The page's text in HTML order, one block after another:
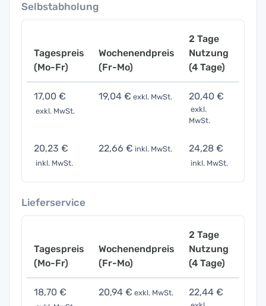
Selbstabholung
Tagespreis
(Mo-Fr)
Wochenendpreis
(Fr-Mo)
2 Tage
Nutzung
(4 Tage)
17,00 €
exkl. MwSt.
19,04 € exkl. MwSt. 20,40 €
exkl.
MwSt.
20,23 €
inkl. MwSt.
22,66 € inkl. MwSt. 24,28 €
inkl. MwSt.
Lieferservice
Tagespreis
(Mo-Fr)
Wochenendpreis
(Fr-Mo)
2 Tage
Nutzung
(4 Tage)
18,70 € 20,94 € exkl. MwSt. 22,44 €